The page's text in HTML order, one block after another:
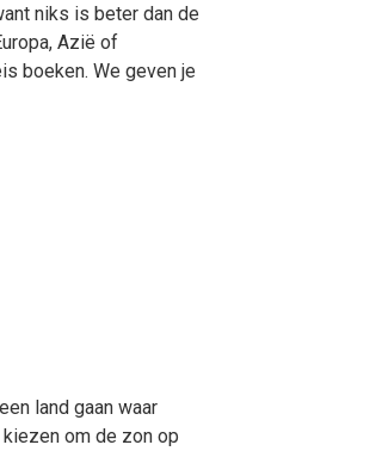
niks is beter dan de
Azië of
boeken. We geven je
land gaan waar
om de zon op